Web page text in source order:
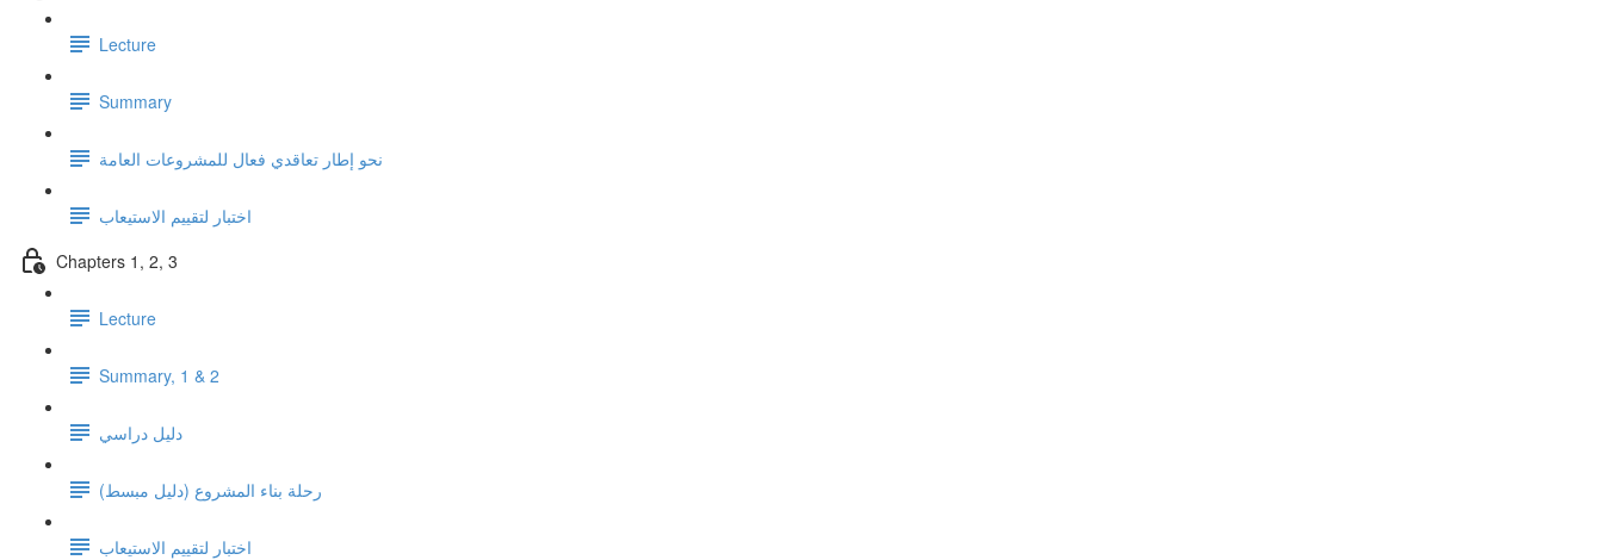
Lecture
Summary
نحو إطار تعاقدي فعال للمشروعات العامة
اختبار لتقييم الاستيعاب
Chapters 1, 2, 3
Lecture
Summary, 1 & 2
دليل دراسي
رحلة بناء المشروع (دليل مبسط)
اختبار لتقييم الاستيعاب